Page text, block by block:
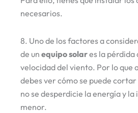
necesarios.
8. Uno de los factores a
de un equipo solares la pérdida
velocidad del viento. Por lo que
debes ver cómo se puede
no se desperdicie la energía y la
menor.